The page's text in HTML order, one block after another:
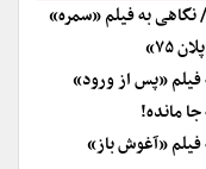
نگاهی به فیلم «سمره»
۷۵»
«پس از ورود»
مانده!
«آغوش باز»